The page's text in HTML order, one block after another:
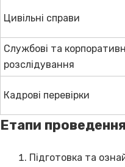
Цивільні справи
Службові та
розслідування
Кадрові перевірки
Етапи
Підготовка та